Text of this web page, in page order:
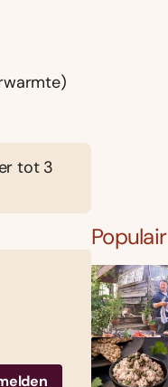
tot 3
Populair